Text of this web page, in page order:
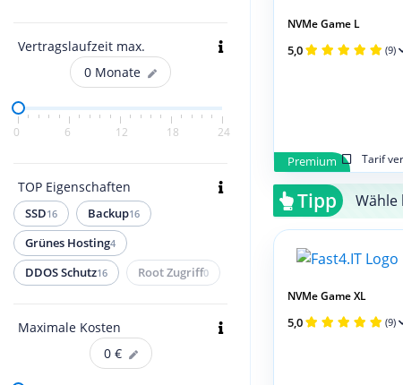
Vertragslaufzeit max.
0 Monate
0 6 12 18 24
TOP Eigenschaften
SSD16 Backup16
Grünes Hosting4
DDOS Schutz16 Root Zugriff0
Maximale Kosten
0 €
Premium Tarif
NVMe Game L
5,0 (9)
Tipp Wähle
NVMe Game XL
5,0 (9)